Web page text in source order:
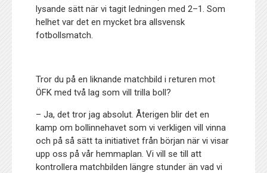
lysande sätt när vi tagit ledningen med 2–1. Som
helhet var det en mycket bra allsvensk
fotbollsmatch.
Tror du på en liknande matchbild i returen mot
ÖFK med två lag som vill trilla boll?
– Ja, det tror jag absolut. Återigen blir det en
kamp om bollinnehavet som vi verkligen vill vinna
och på så sätt ta initiativet från början när vi visar
upp oss på vår hemmaplan. Vi vill se till att
kontrollera matchbilden längre stunder än vad vi